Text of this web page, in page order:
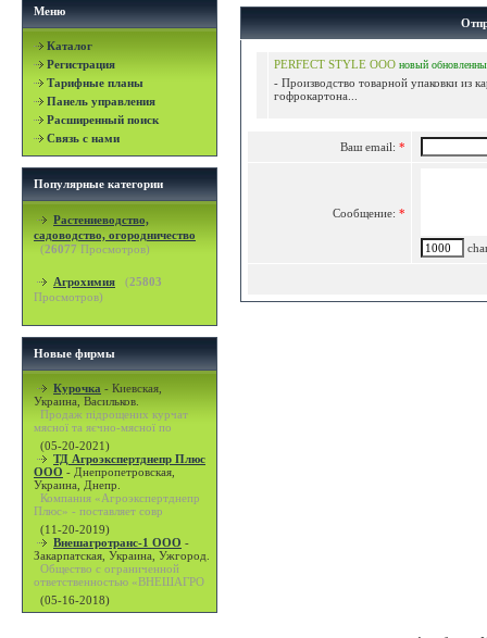
Меню
Каталог
Регистрация
Тарифные планы
Панель управления
Расширенный поиск
Связь с нами
Популярные категории
Растениеводство,
садоводство, огородничество
(26077 Просмотров)
Агрохимия (25803
Просмотров)
Новые фирмы
Курочка - Киевская,
Украина, Васильков.
Продаж підрощених курчат
мясної та яєчно-мясної по
(05-20-2021)
ТД Агроэкспертднепр Плюс
ООО - Днепропетровская,
Украина, Днепр.
Компания «Агроэкспертднепр
Плюс» - поставляет совр
(11-20-2019)
Внешагротранс-1 ООО -
Закарпатская, Украина, Ужгород.
Общество с ограниченной
ответственностью «ВНЕШАГРО
(05-16-2018)
PERFECT STYLE ООО новый
- Производство товарной упаковки из
гофрокартона...
Ваш email: *
Сообщение: *